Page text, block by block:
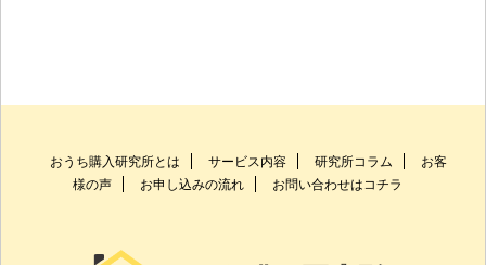
おうち購入研究所とは サービス内容 研究所コラム
お客
様の声
お申し込みの流れ お問い合わせはコチラ